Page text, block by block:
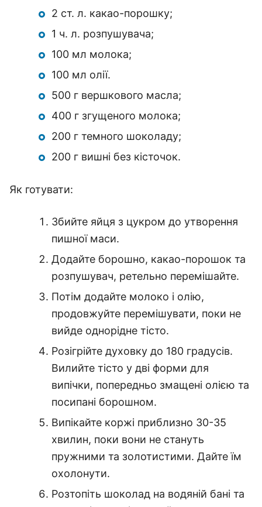
2 ст. л. какао-порошку;
1 ч. л. розпушувача;
100 мл молока;
100 мл олії.
500 г вершкового масла;
400 г згущеного молока;
200 г темного шоколаду;
200 г вишні без кісточок.
Як готувати:
Збийте яйця з цукром до утворення
пишної маси.
Додайте борошно, какао-порошок та
розпушувач, ретельно перемішайте.
Потім додайте молоко і олію,
продовжуйте перемішувати, поки не
вийде однорідне тісто.
Розігрійте духовку до 180 градусів.
Вилийте тісто у дві форми для
випічки, попередньо змащені олією та
посипані борошном.
Випікайте коржі приблизно 30-35
хвилин, поки вони не стануть
пружними та золотистими. Дайте їм
охолонути.
Розтопіть шоколад на водяній бані та